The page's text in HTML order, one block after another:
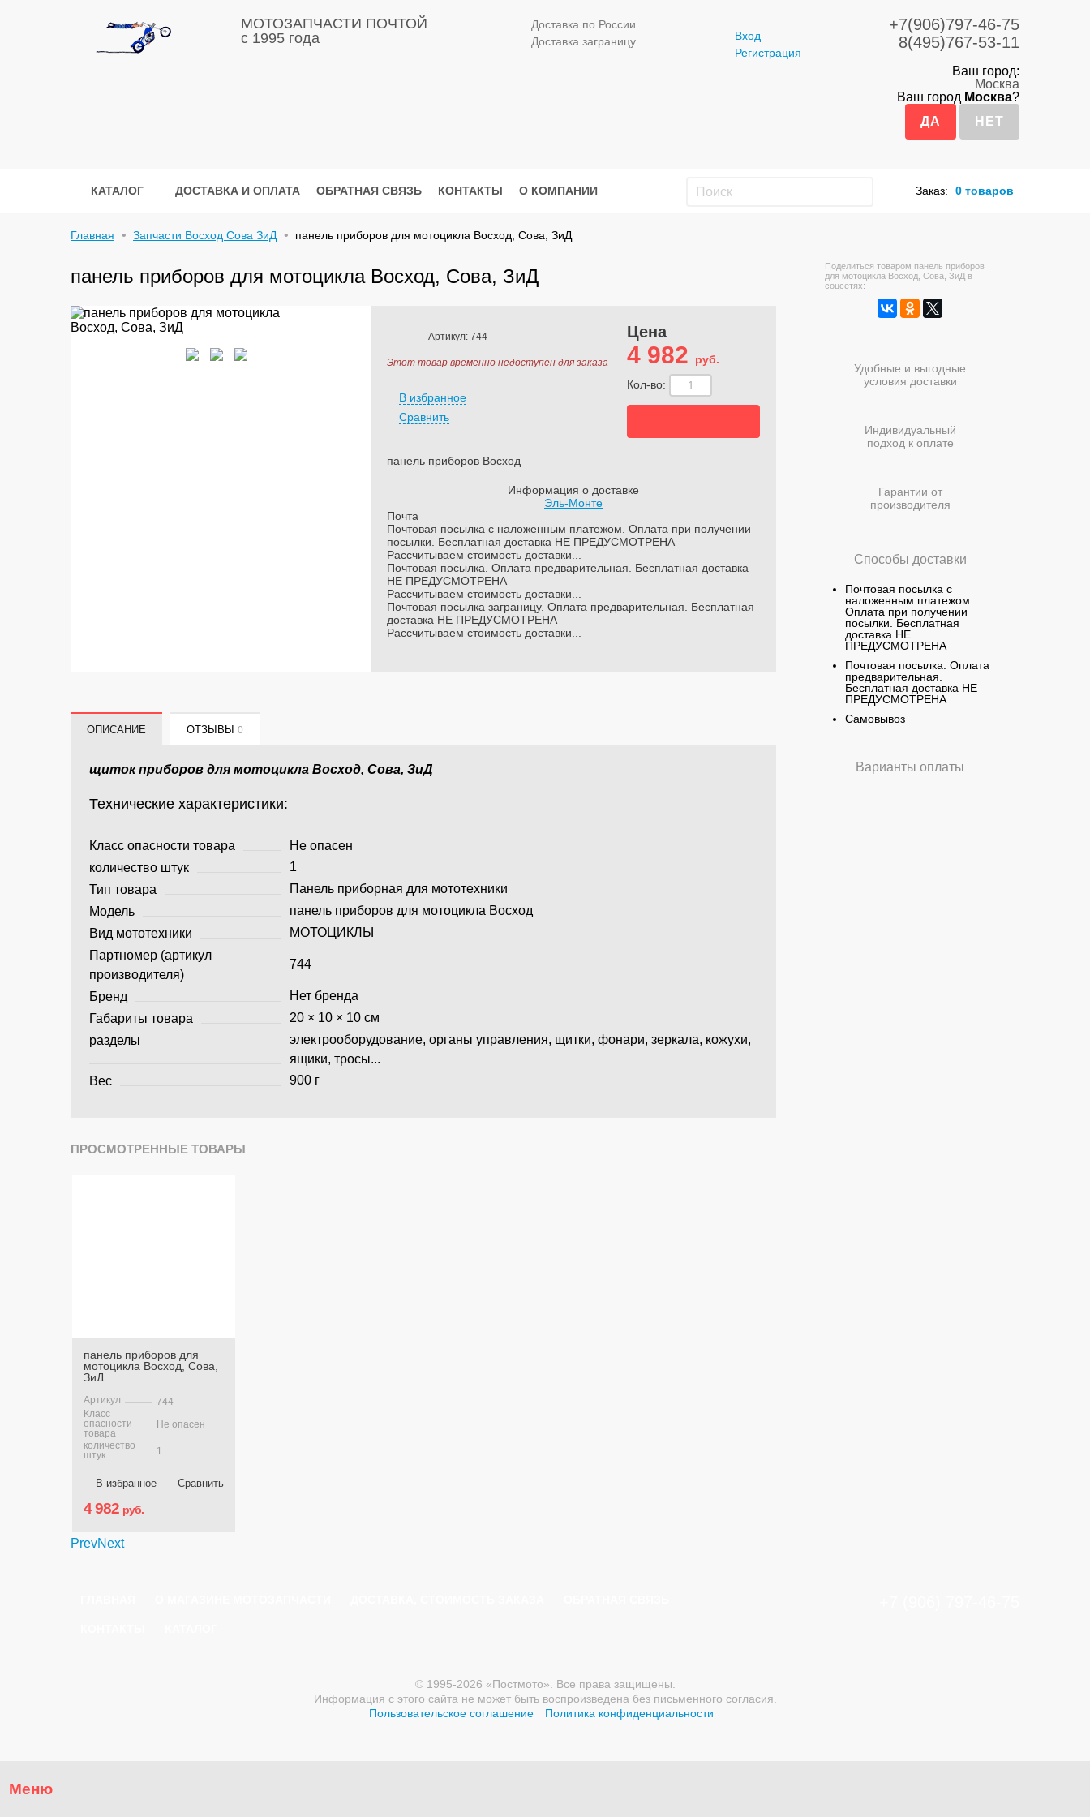
МОТОЗАПЧАСТИ ПОЧТОЙ
с 1995 года
Доставка по России
Доставка заграницу
Вход
Регистрация
+7(906)797-46-75
8(495)767-53-11
Ваш город:
Москва
Ваш город Москва?
КАТАЛОГ ДОСТАВКА И ОПЛАТА ОБРАТНАЯ СВЯЗЬ КОНТАКТЫ О КОМПАНИИ Заказ: 0 товаров
Главная Запчасти Восход Сова ЗиД панель приборов для мотоцикла Восход, Сова, ЗиД
Поделиться товаром панель приборов
для мотоцикла Восход, Сова, ЗиД в
соцсетях:
Удобные и выгодные
условия доставки
Индивидуальный
подход к оплате
Гарантии от
производителя
Способы доставки
Почтовая посылка с
наложенным платежом.
Оплата при получении
посылки. Бесплатная
доставка НЕ
ПРЕДУСМОТРЕНА
Почтовая посылка. Оплата
предварительная.
Бесплатная доставка НЕ
ПРЕДУСМОТРЕНА
Самовывоз
Варианты оплаты
панель приборов для мотоцикла Восход, Сова, ЗиД
Артикул: 744
Этот товар временно недоступен для заказа
В избранное
Сравнить
Цена
4 982
руб.
Кол-во:
панель приборов Восход
Информация о доставке
Эль-Монте
Почта
Почтовая посылка с наложенным платежом. Оплата при получении
посылки. Бесплатная доставка НЕ ПРЕДУСМОТРЕНА
Рассчитываем стоимость доставки...
Почтовая посылка. Оплата предварительная. Бесплатная доставка
НЕ ПРЕДУСМОТРЕНА
Рассчитываем стоимость доставки...
Почтовая посылка заграницу. Оплата предварительная. Бесплатная
доставка НЕ ПРЕДУСМОТРЕНА
Рассчитываем стоимость доставки...
ОПИСАНИЕ ОТЗЫВЫ 0
щиток приборов для мотоцикла Восход, Сова, ЗиД
Технические характеристики:
Класс опасности товара
Не опасен
количество штук
1
Тип товара
Панель приборная для мототехники
Модель
панель приборов для мотоцикла Восход
Вид мототехники
МОТОЦИКЛЫ
Партномер (артикул
производителя)
744
Бренд
Нет бренда
Габариты товара
20 × 10 × 10 см
разделы
электрооборудование, органы управления, щитки, фонари, зеркала, кожухи,
ящики, тросы...
Вес
900 г
ПРОСМОТРЕННЫЕ ТОВАРЫ
панель приборов для
мотоцикла Восход, Сова,
ЗиД
Артикул
744
Класс
опасности
товара
Не опасен
количество
штук
1
В избранное Сравнить
4 982 руб.
PrevNext
© 1995-2026 «Постмото». Все права защищены.
Информация с этого сайта не может быть воспроизведена без письменного согласия.
Пользовательское соглашение
Политика конфиденциальности
Меню